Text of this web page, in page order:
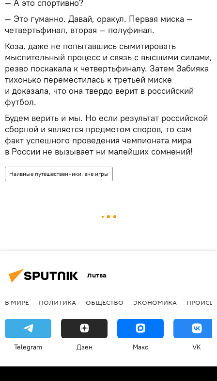
— А это спортивно?
— Это гуманно. Давай, оракул. Первая миска —
четвертьфинал, вторая — полуфинал.
Коза, даже не попытавшись сымитировать
мыслительный процесс и связь с высшими силами,
резво поскакала к четвертьфиналу. Затем Забияка
тихонько переместилась к третьей миске
и доказала, что она твердо верит в российский
футбол.
Будем верить и мы. Но если результат российской
сборной и является предметом споров, то сам
факт успешного проведения чемпионата мира
в России не вызывает ни малейших сомнений!
Наивные путешественники: вне игры
Литва
В МИРЕ ПОЛИТИКА ОБЩЕСТВО ЭКОНОМИКА
Telegram Дзен Макс VK